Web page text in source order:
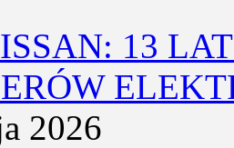
13
2026